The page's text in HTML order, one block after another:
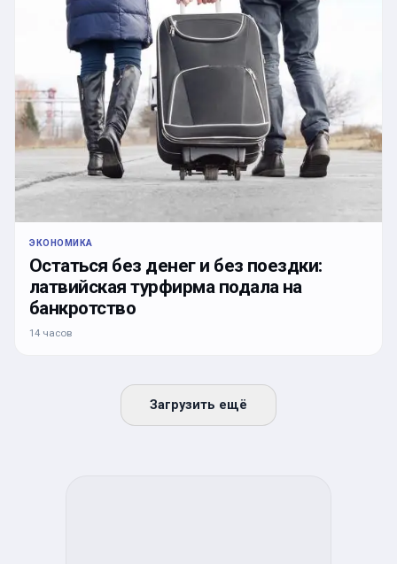
ЭКОНОМИКА
Остаться без денег и без поездки:
латвийская турфирма подала на
банкротство
14 часов
Загрузить ещё